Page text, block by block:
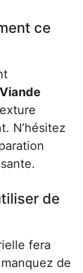
ce
N’hésitez
de
fera
de